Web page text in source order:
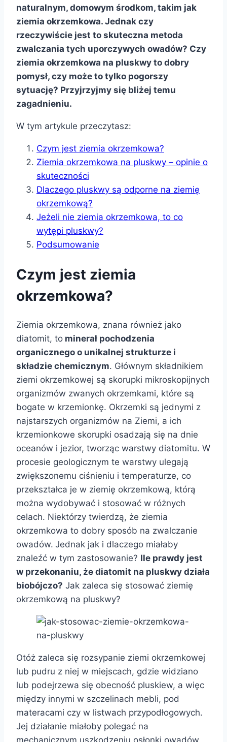
naturalnym, domowym środkom, takim jak
ziemia okrzemkowa. Jednak czy
rzeczywiście jest to skuteczna metoda
zwalczania tych uporczywych owadów? Czy
ziemia okrzemkowa na pluskwy to dobry
pomysł, czy może to tylko pogorszy
sytuację? Przyjrzyjmy się bliżej temu
zagadnieniu.
W tym artykule przeczytasz:
Czym jest ziemia okrzemkowa?
Ziemia okrzemkowa na pluskwy – opinie o
skuteczności
Dlaczego pluskwy są odporne na ziemię
okrzemkową?
Jeżeli nie ziemia okrzemkowa, to co
wytępi pluskwy?
Podsumowanie
Czym jest ziemia
okrzemkowa?
Ziemia okrzemkowa, znana również jako
diatomit, to minerał pochodzenia
organicznego o unikalnej strukturze i
składzie chemicznym. Głównym składnikiem
ziemi okrzemkowej są skorupki mikroskopijnych
organizmów zwanych okrzemkami, które są
bogate w krzemionkę. Okrzemki są jednymi z
najstarszych organizmów na Ziemi, a ich
krzemionkowe skorupki osadzają się na dnie
oceanów i jezior, tworząc warstwy diatomitu. W
procesie geologicznym te warstwy ulegają
zwiększonemu ciśnieniu i temperaturze, co
przekształca je w ziemię okrzemkową, którą
można wydobywać i stosować w różnych
celach. Niektórzy twierdzą, że ziemia
okrzemkowa to dobry sposób na zwalczanie
owadów. Jednak jak i dlaczego miałaby
znaleźć w tym zastosowanie? Ile prawdy jest
w przekonaniu, że diatomit na pluskwy działa
biobójczo? Jak zaleca się stosować ziemię
okrzemkową na pluskwy?
Otóż zaleca się rozsypanie ziemi okrzemkowej
lub pudru z niej w miejscach, gdzie widziano
lub podejrzewa się obecność pluskiew, a więc
między innymi w szczelinach mebli, pod
materacami czy w listwach przypodłogowych.
Jej działanie miałoby polegać na
mechanicznym uszkodzeniu osłonki owadów,